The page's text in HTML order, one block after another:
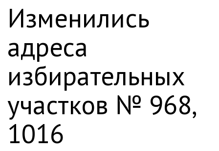
Изменились
адреса
избирательных
участков № 968,
1016